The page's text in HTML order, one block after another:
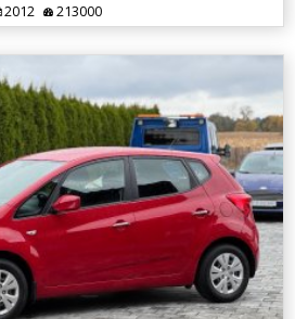
2012 213000